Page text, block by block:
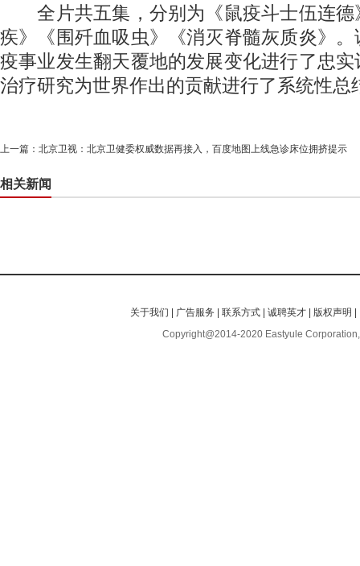
全片共五集，分别为《鼠疫斗士伍连德
疾》《围歼血吸虫》《消灭脊髓灰质炎》
疫事业发生翻天覆地的发展变化进行了忠
治疗研究为世界作出的贡献进行了系统性总
上一篇： 北京卫视：北京卫健委权威数据再接入，百度地图上线急诊床位拥挤提示
相关新闻
关于我们 广告服务 |联系方式 |诚聘英才 版权声明
Copyright@2014-2020 Eastyule